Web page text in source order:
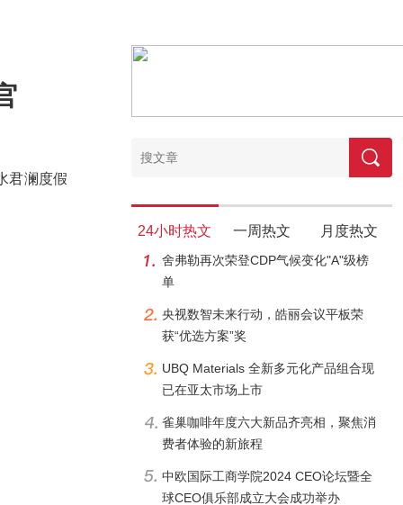
君澜度假
24小时热文 一周热文 月度热文
舍弗勒再次荣登CDP气候变化"A"级榜
单
央视数智未来行动，皓丽会议平板荣
获“优选方案”奖
UBQ Materials 全新多元化产品组合现
已在亚太市场上市
雀巢咖啡年度六大新品齐亮相，聚焦消
费者体验的新旅程
中欧国际工商学院2024 CEO论坛暨全
球CEO俱乐部成立大会成功举办